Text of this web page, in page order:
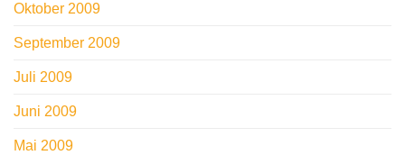
Oktober 2009
September 2009
Juli 2009
Juni 2009
Mai 2009